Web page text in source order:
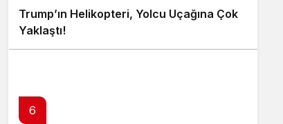
Trump’ın Helikopteri, Yolcu Uçağına Çok
Yaklaştı!
6